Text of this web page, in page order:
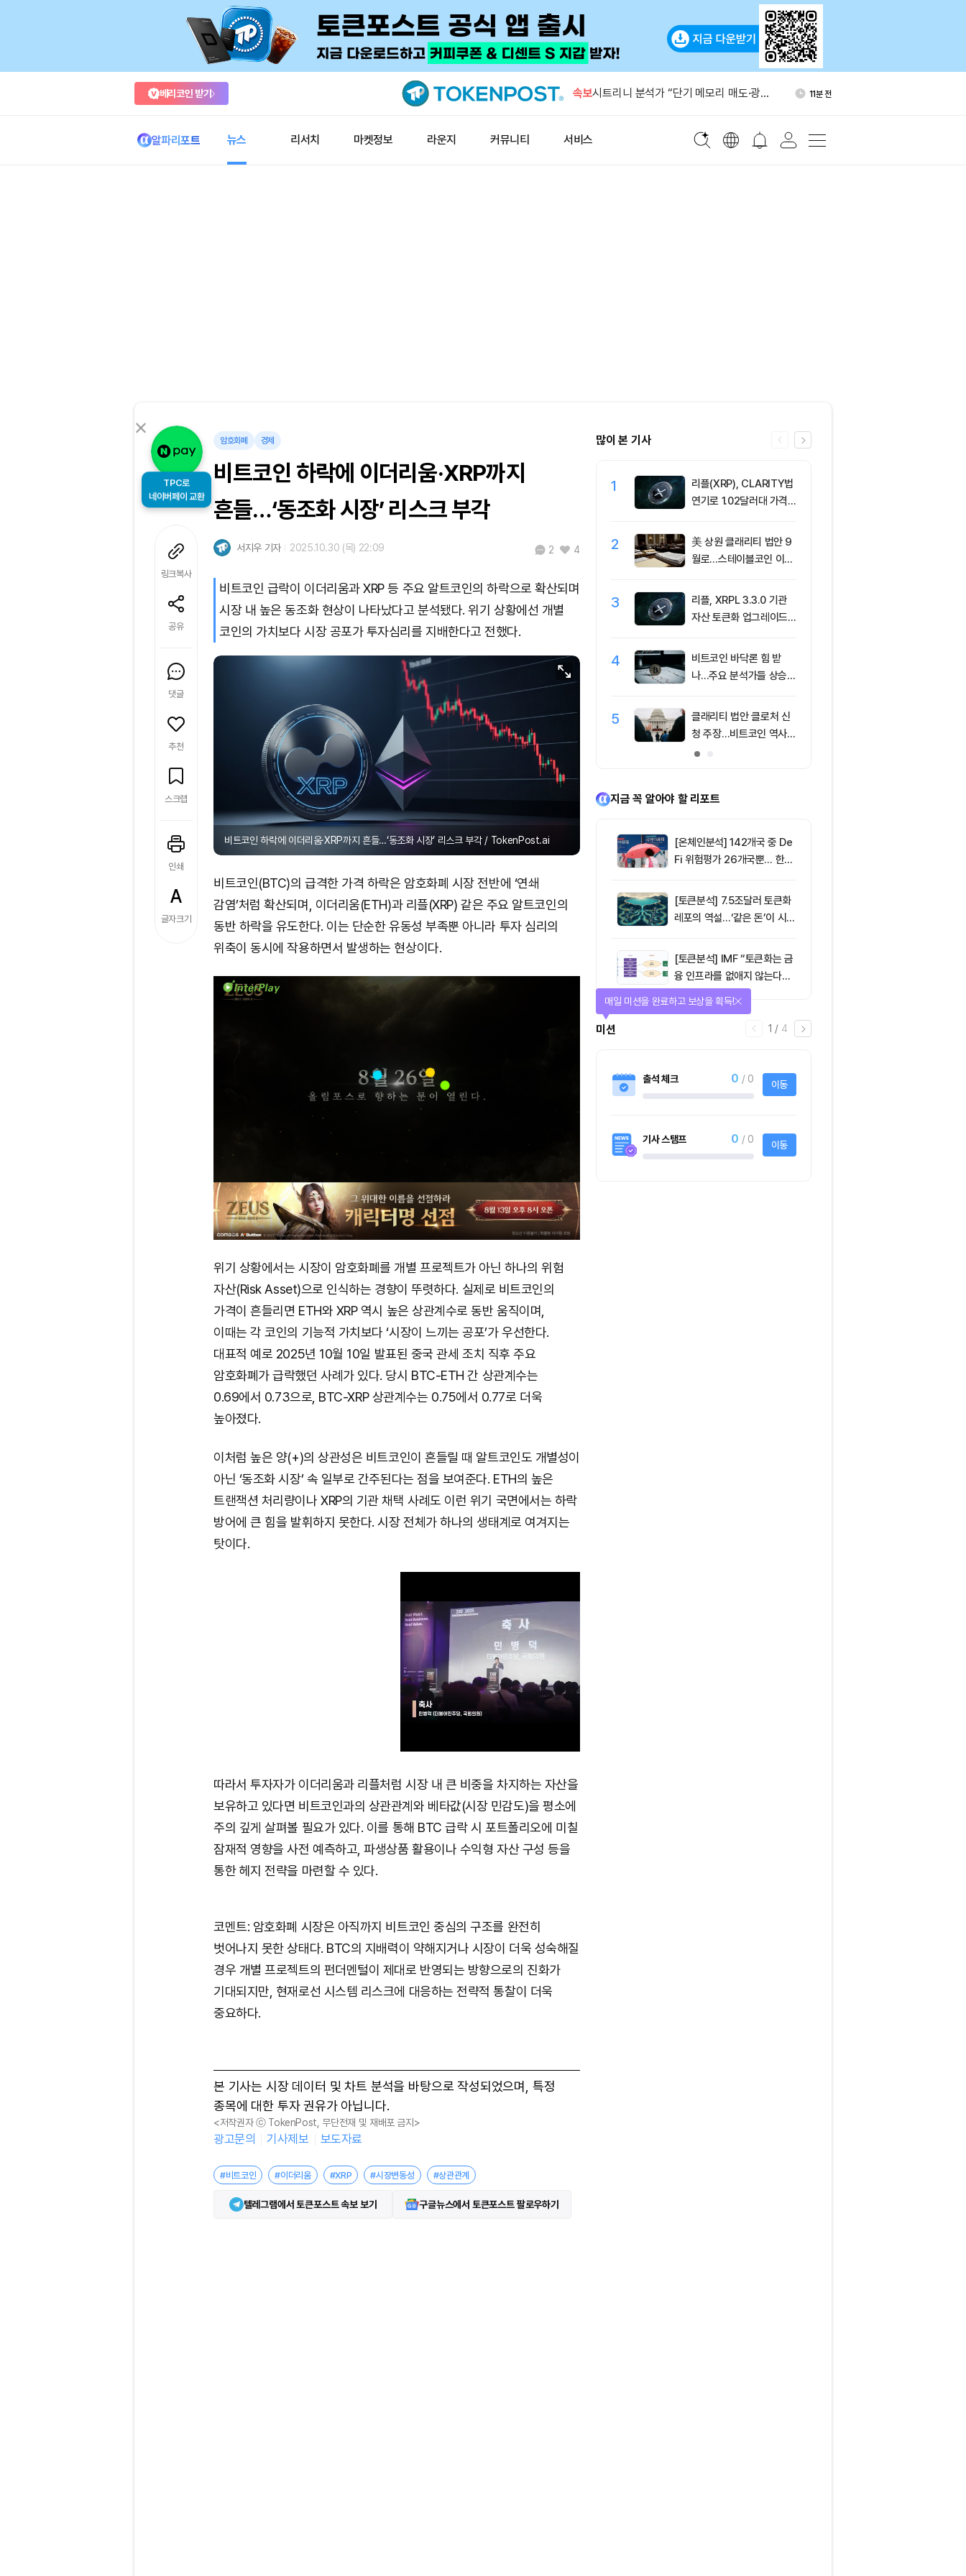
베리코인 받기 속보
서클, 코인베이스와 USDC 계약 갱신…
58분 전
시트리니 분석가 “단기 메모리 매도·광통
11분 전
알파리포트 뉴스 리서치 마켓정보 라운지 커뮤니티 서비스
TPC로
네이버페이 교환
링크복사
공유
댓글
추천
스크랩
인쇄
글자크기
암호화폐 경제
비트코인 하락에 이더리움·XRP까지
흔들…‘동조화 시장’ 리스크 부각
서지우 기자 2025.10.30 (목) 22:09 2 4
비트코인 급락이 이더리움과 XRP 등 주요 알트코인의 하락으로 확산되며
시장 내 높은 동조화 현상이 나타났다고 분석됐다. 위기 상황에선 개별
코인의 가치보다 시장 공포가 투자심리를 지배한다고 전했다.
비트코인 하락에 이더리움·XRP까지 흔들…‘동조화 시장’ 리스크 부각 / TokenPost.ai
비트코인(BTC)의 급격한 가격 하락은 암호화폐 시장 전반에 ‘연쇄
감염’처럼 확산되며, 이더리움(ETH)과 리플(XRP) 같은 주요 알트코인의
동반 하락을 유도한다. 이는 단순한 유동성 부족뿐 아니라 투자 심리의
위축이 동시에 작용하면서 발생하는 현상이다.
위기 상황에서는 시장이 암호화폐를 개별 프로젝트가 아닌 하나의 위험
자산(Risk Asset)으로 인식하는 경향이 뚜렷하다. 실제로 비트코인의
가격이 흔들리면 ETH와 XRP 역시 높은 상관계수로 동반 움직이며,
이때는 각 코인의 기능적 가치보다 ‘시장이 느끼는 공포’가 우선한다.
대표적 예로 2025년 10월 10일 발표된 중국 관세 조치 직후 주요
암호화폐가 급락했던 사례가 있다. 당시 BTC-ETH 간 상관계수는
0.69에서 0.73으로, BTC-XRP 상관계수는 0.75에서 0.77로 더욱
높아졌다.
이처럼 높은 양(+)의 상관성은 비트코인이 흔들릴 때 알트코인도 개별성이
아닌 ‘동조화 시장’ 속 일부로 간주된다는 점을 보여준다. ETH의 높은
트랜잭션 처리량이나 XRP의 기관 채택 사례도 이런 위기 국면에서는 하락
방어에 큰 힘을 발휘하지 못한다. 시장 전체가 하나의 생태계로 여겨지는
탓이다.
M
u
t
따라서 투자자가 이더리움과 리플처럼 시장 내 큰 비중을 차지하는 자산을
보유하고 있다면 비트코인과의 상관관계와 베타값(시장 민감도)을 평소에
주의 깊게 살펴볼 필요가 있다. 이를 통해 BTC 급락 시 포트폴리오에 미칠
잠재적 영향을 사전 예측하고, 파생상품 활용이나 수익형 자산 구성 등을
통한 헤지 전략을 마련할 수 있다.
코멘트: 암호화폐 시장은 아직까지 비트코인 중심의 구조를 완전히
벗어나지 못한 상태다. BTC의 지배력이 약해지거나 시장이 더욱 성숙해질
경우 개별 프로젝트의 펀더멘털이 제대로 반영되는 방향으로의 진화가
기대되지만, 현재로선 시스템 리스크에 대응하는 전략적 통찰이 더욱
중요하다.
본 기사는 시장 데이터 및 차트 분석을 바탕으로 작성되었으며, 특정
종목에 대한 투자 권유가 아닙니다.
<저작권자 ⓒ TokenPost, 무단전재 및 재배포 금지>
광고문의 기사제보 보도자료
#비트코인 #이더리움 #XRP #시장변동성 #상관관계
텔레그램에서 토큰포스트 속보 보기 구글뉴스에서 토큰포스트 팔로우하기
많이 본 기사
1
리플(XRP), CLARITY법
연기로 1.02달러대 가격
2
美 상원 클래리티 법안 9
월로…스테이블코인 이자
3
리플, XRPL 3.3.0 기관
자산 토큰화 업그레이드
러 지지
4
비트코인 바닥론 힘 받
나…주요 분석가들 상승
5
클래리티 법안 클로처 신
청 주장…비트코인 역사가
리조 X 게시물
지금 꼭 알아야 할 리포트
[온체인분석] 142개국 중 De
Fi 위험평가 26개국뿐… 한국
[토큰분석] 7.5조달러 토큰화
레포의 역설…‘같은 돈’이 시장
[토큰분석] IMF “토큰화는 금
융 인프라를 없애지 않는다…
‘하이브리드 FMI’로 재편할
1 / 4
미션
매일 미션을 완료하고 보상을 획득!
출석 체크 0 / 0 이동
기사 스탬프 0 / 0 이동